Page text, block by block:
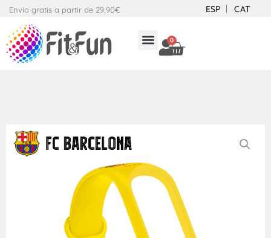
contenido
Envío gratis a partir de 29,90€ ESP CAT
0
CARRITO